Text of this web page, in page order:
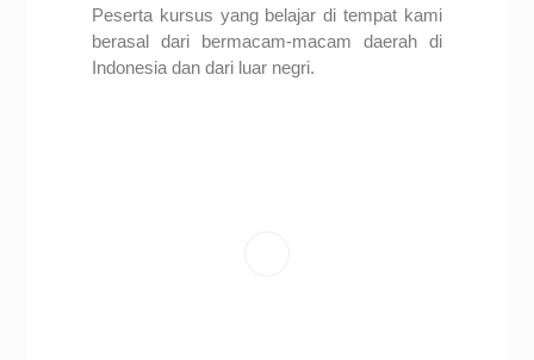
Peserta kursus yang belajar di tempat kami
berasal dari bermacam-macam daerah di
Indonesia dan dari luar negri.